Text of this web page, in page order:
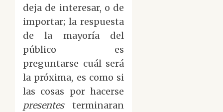
deja de interesar, o de
importar; la respuesta
de la mayoría del
público es
preguntarse cuál será
la próxima, es como si
las cosas por hacerse
presentesterminaran